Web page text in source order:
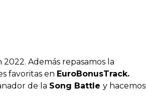
Además repasamos la
favoritas en EuroBonusTrack.
de la Song Battle y hacemos